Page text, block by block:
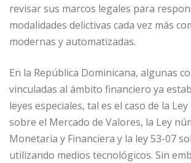
revisar sus marcos legales para
modalidades delictivas cada vez más
modernas y automatizadas.
En la República Dominicana, algunas
vinculadas al ámbito financiero ya
leyes especiales, tal es el caso de la
sobre el Mercado de Valores, la Ley
Monetaria y Financiera y la ley 53-07
utilizando medios tecnológicos. Sin